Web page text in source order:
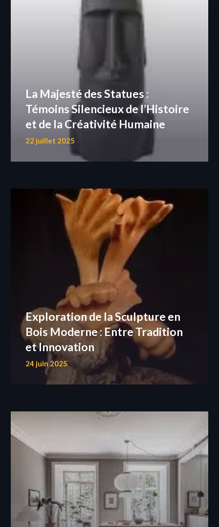
La Majesté des Statues :
Témoins Silencieux de l’Histoire
et de la Créativité Humaine
22 juillet 2025
Exploration de la Sculpture en
Bois Moderne : Entre Tradition
et Innovation
24 juin 2025